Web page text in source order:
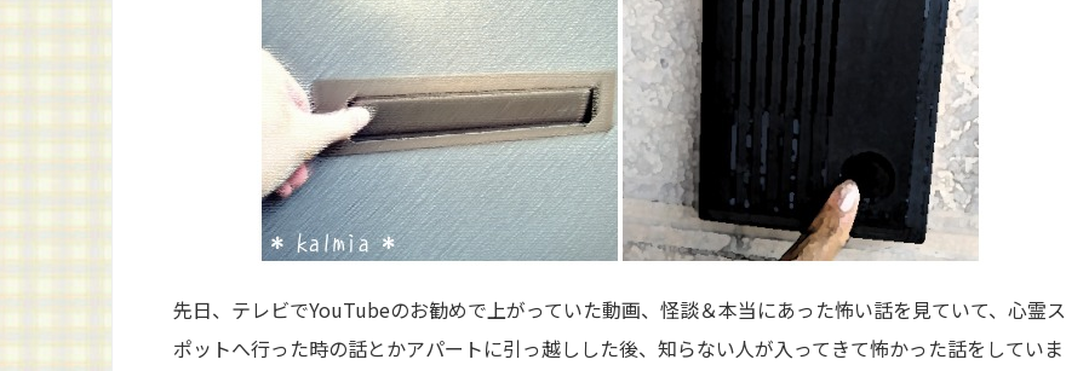
先日、テレビでYouTubeのお勧めで上がっていた動画、怪談＆本当にあった怖い話を見ていて、心霊ス
ポットへ行った時の話とかアパートに引っ越しした後、知らない人が入ってきて怖かった話をしていま